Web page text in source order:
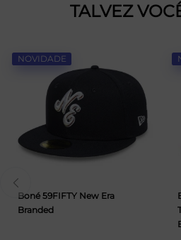
TALVEZ
NOVIDADE
Boné 59FIFTY New Era
Branded